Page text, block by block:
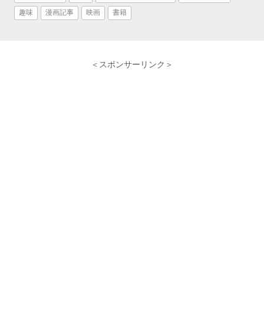
趣味 漫画記事 映画 書籍
＜スポンサーリンク＞